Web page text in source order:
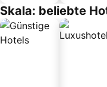
Skala: beliebte